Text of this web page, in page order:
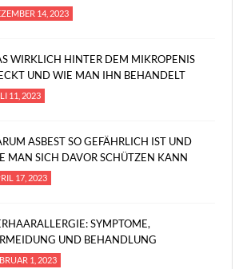
14, 2023
WIRKLICH HINTER DEM MIKROPENIS
UND WIE MAN IHN BEHANDELT
11, 2023
ASBEST SO GEFÄHRLICH IST UND
MAN SICH DAVOR SCHÜTZEN KANN
17, 2023
SYMPTOME,
UND BEHANDLUNG
1, 2023